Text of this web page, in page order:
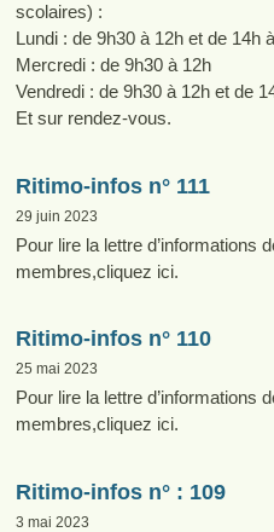
scolaires) :
Lundi : de 9h30 à 12h et de 14h
Mercredi : de 9h30 à 12h
Vendredi : de 9h30 à 12h et de
Et sur rendez-vous.
Ritimo-infos n° 111
29 juin 2023
Pour lire la lettre d’informations
membres,cliquez ici.
Ritimo-infos n° 110
25 mai 2023
Pour lire la lettre d’informations
membres,cliquez ici.
Ritimo-infos n° : 109
3 mai 2023